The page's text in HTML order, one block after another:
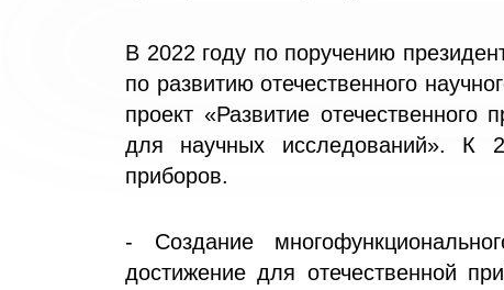
В 2022 году по поручению
по развитию отечественного
проект «Развитие отечественного
для научных исследований». К
приборов.
- Создание
достижение для отечественной